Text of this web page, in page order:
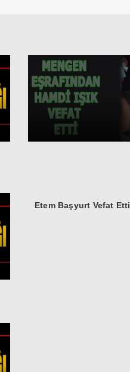
Etem Başyurt Vefat Etti